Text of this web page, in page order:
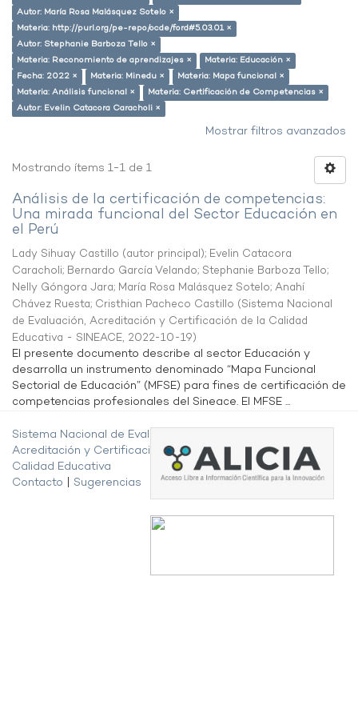
Autor: María Rosa Malásquez Sotelo ×
Materia: http://purl.org/pe-repo/ocde/ford#5.03.01 ×
Autor: Stephanie Barboza Tello ×
Materia: Reconomiento de aprendizajes ×
Materia: Educación ×
Fecha: 2022 ×
Materia: Minedu ×
Materia: Mapa funcional ×
Materia: Análisis funcional ×
Materia: Certificación de Competencias ×
Autor: Evelin Catacora Caracholi ×
Mostrar filtros avanzados
Mostrando ítems 1-1 de 1
Análisis de la certificación de competencias:
Una mirada funcional del Sector Educación en
el Perú
Lady Sihuay Castillo (autor principal); Evelin Catacora
Caracholi; Bernardo García Velando; Stephanie Barboza Tello;
Nelly Góngora Jara; María Rosa Malásquez Sotelo; Anahí
Chávez Ruesta; Cristhian Pacheco Castillo (Sistema Nacional
de Evaluación, Acreditación y Certificación de la Calidad
Educativa - SINEACE, 2022-10-19)
El presente documento describe al sector Educación y
desarrolla un instrumento denominado “Mapa Funcional
Sectorial de Educación” (MFSE) para fines de certificación de
competencias profesionales del Sineace. El MFSE ...
Sistema Nacional de Evaluación,
Acreditación y Certificación de la
Calidad Educativa
Contacto
Sugerencias